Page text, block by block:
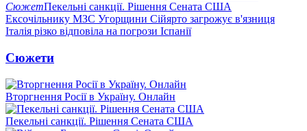
СюжетПекельні санкції. Рішення Сената США
Ексочільнику МЗС Угорщини Сійярто загрожує в'язниця
Італія різко відповіла на погрози Іспанії
Сюжети
Вторгнення Росії в Україну. Онлайн
Пекельні санкції. Рішення Сената США